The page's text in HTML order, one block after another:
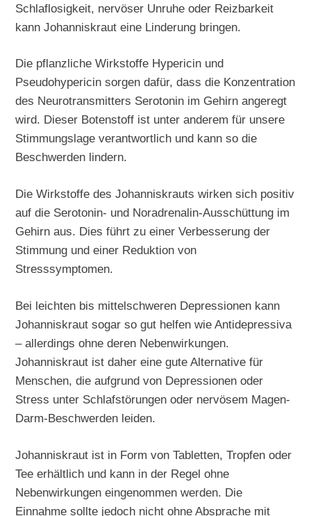
Schlaflosigkeit, nervöser Unruhe oder Reizbarkeit
kann Johanniskraut eine Linderung bringen.
Die pflanzliche Wirkstoffe Hypericin und
Pseudohypericin sorgen dafür, dass die Konzentration
des Neurotransmitters Serotonin im Gehirn angeregt
wird. Dieser Botenstoff ist unter anderem für unsere
Stimmungslage verantwortlich und kann so die
Beschwerden lindern.
Die Wirkstoffe des Johanniskrauts wirken sich positiv
auf die Serotonin- und Noradrenalin-Ausschüttung im
Gehirn aus. Dies führt zu einer Verbesserung der
Stimmung und einer Reduktion von
Stresssymptomen.
Bei leichten bis mittelschweren Depressionen kann
Johanniskraut sogar so gut helfen wie Antidepressiva
– allerdings ohne deren Nebenwirkungen.
Johanniskraut ist daher eine gute Alternative für
Menschen, die aufgrund von Depressionen oder
Stress unter Schlafstörungen oder nervösem Magen-
Darm-Beschwerden leiden.
Johanniskraut ist in Form von Tabletten, Tropfen oder
Tee erhältlich und kann in der Regel ohne
Nebenwirkungen eingenommen werden. Die
Einnahme sollte jedoch nicht ohne Absprache mit